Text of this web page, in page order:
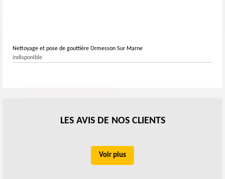
Nettoyage et pose de gouttière Ormesson Sur Marne
indisponible
LES AVIS DE NOS CLIENTS
Voir plus